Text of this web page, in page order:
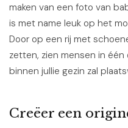
maken van een foto van
is met name leuk op het
Door op een rij met
zetten, zien mensen in
binnen jullie gezin zal
Creëer een